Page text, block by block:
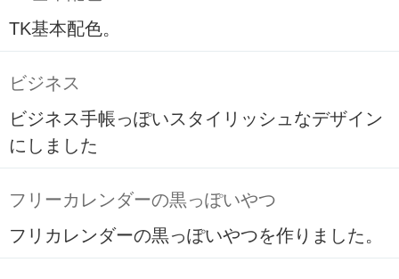
TK基本配色。
ビジネス
ビジネス手帳っぽいスタイリッシュなデザイン
にしました
フリーカレンダーの黒っぽいやつ
フリカレンダーの黒っぽいやつを作りました。